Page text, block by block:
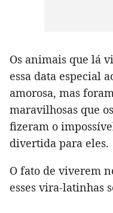
Os animais que lá
essa data especial
amorosa, mas
maravilhosas que
fizeram o
divertida para eles.
O fato de viverem
esses vira-latinhas